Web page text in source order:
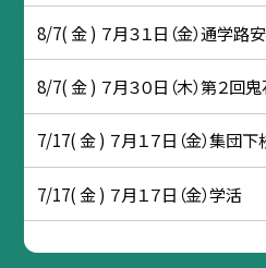
8/7( 金 ) ７月３１日（金）通学路
8/7( 金 ) ７月３０日（木）第２回
7/17( 金 ) ７月１７日（金）集団下
7/17( 金 ) ７月１７日（金）学活